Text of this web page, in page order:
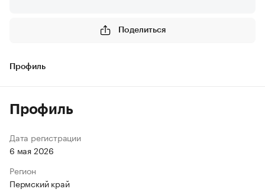
Поделиться
Профиль
Профиль
Дата регистрации
6 мая 2026
Регион
Пермский край